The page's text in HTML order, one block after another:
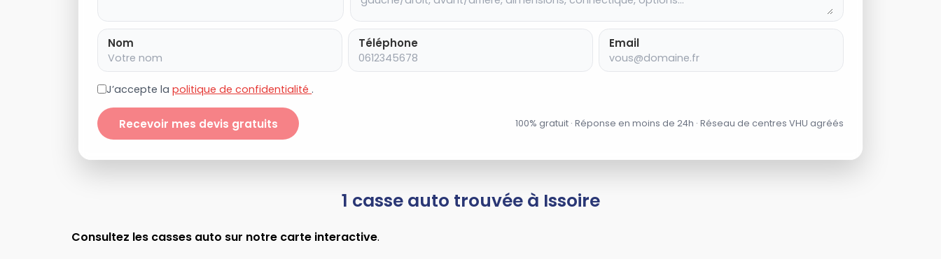
Nom Téléphone Email
J’accepte lapolitique de confidentialité .
Recevoir mes devis gratuits 100% gratuit · Réponse en moins de 24h · Réseau de centres VHU agréés
1 casse auto trouvée à Issoire
Consultez les casses auto sur notre carte interactive.